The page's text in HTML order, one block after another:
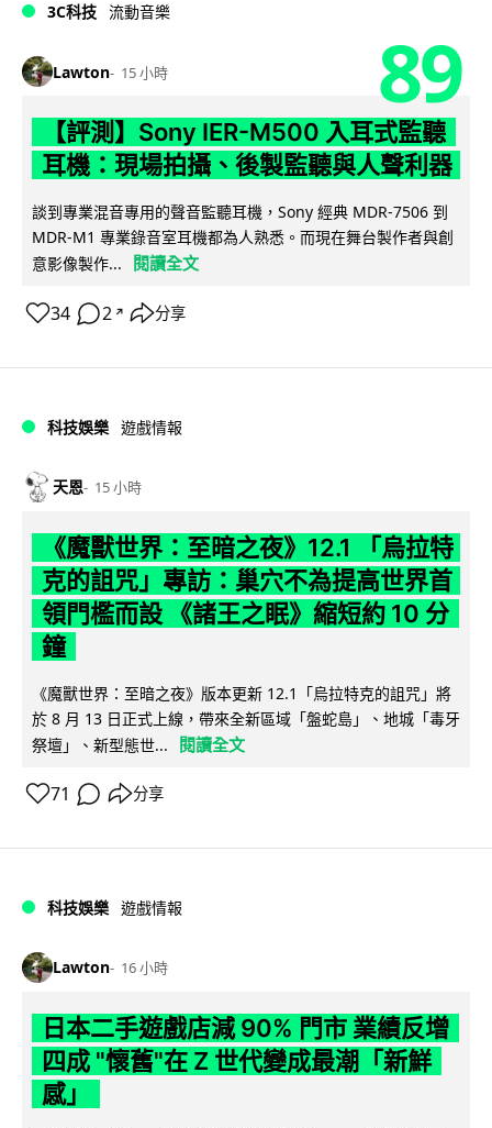
3C科技 流動音樂
Lawton 15 小時 89
【評測】Sony IER-M500 入耳式監聽
耳機：現場拍攝、後製監聽與人聲利器
談到專業混音專用的聲音監聽耳機，Sony 經典 MDR-7506 到
MDR-M1 專業錄音室耳機都為人熟悉。而現在舞台製作者與創
意影像製作...
閱讀全文
34 2 ↗ 分享
科技娛樂 遊戲情報
天恩 15 小時
《魔獸世界：至暗之夜》12.1 「烏拉特
克的詛咒」專訪：巢穴不為提高世界首
領門檻而設 《諸王之眠》縮短約 10 分
鐘
《魔獸世界：至暗之夜》版本更新 12.1「烏拉特克的詛咒」將
於 8 月 13 日正式上線，帶來全新區域「盤蛇島」、地城「毒牙
祭壇」、新型態世...
閱讀全文
71 分享
科技娛樂 遊戲情報
Lawton 16 小時
日本二手遊戲店減 90% 門市 業績反增
四成 "懷舊"在 Z 世代變成最潮「新鮮
感」